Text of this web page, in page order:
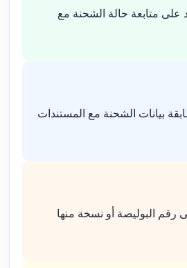
على متابعة حالة الشحنة مع
بيانات الشحنة مع المستندات
رقم البوليصة أو نسخة منها